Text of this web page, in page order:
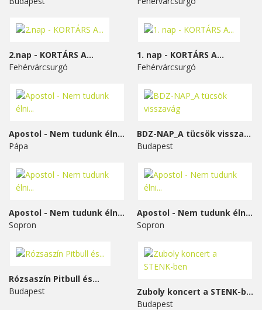
2.nap - KORTÁRS A...
Fehérvárcsurgó
1. nap - KORTÁRS A...
Fehérvárcsurgó
Apostol - Nem tudunk élni...
Pápa
BDZ-NAP_A tücsök visszavág
Budapest
Apostol - Nem tudunk élni...
Sopron
Apostol - Nem tudunk élni...
Sopron
Rózsaszín Pitbull és...
Budapest
Zuboly koncert a STENK-ben
Budapest